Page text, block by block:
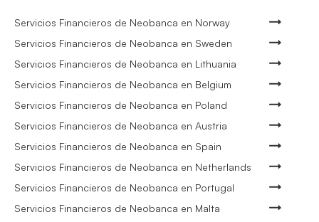
Servicios Financieros de Neobanca en Norway
Servicios Financieros de Neobanca en Sweden
Servicios Financieros de Neobanca en Lithuania
Servicios Financieros de Neobanca en Belgium
Servicios Financieros de Neobanca en Poland
Servicios Financieros de Neobanca en Austria
Servicios Financieros de Neobanca en Spain
Servicios Financieros de Neobanca en Netherlands
Servicios Financieros de Neobanca en Portugal
Servicios Financieros de Neobanca en Malta